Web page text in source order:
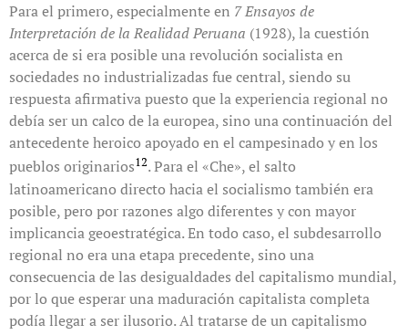
Para el primero, especialmente en 7 Ensayos de
Interpretación de la Realidad Peruana (1928), la cuestión
acerca de si era posible una revolución socialista en
sociedades no industrializadas fue central, siendo su
respuesta afirmativa puesto que la experiencia regional no
debía ser un calco de la europea, sino una continuación del
antecedente heroico apoyado en el campesinado y en los
pueblos originarios12. Para el «Che», el salto
latinoamericano directo hacia el socialismo también era
posible, pero por razones algo diferentes y con mayor
implicancia geoestratégica. En todo caso, el subdesarrollo
regional no era una etapa precedente, sino una
consecuencia de las desigualdades del capitalismo mundial,
por lo que esperar una maduración capitalista completa
podía llegar a ser ilusorio. Al tratarse de un capitalismo